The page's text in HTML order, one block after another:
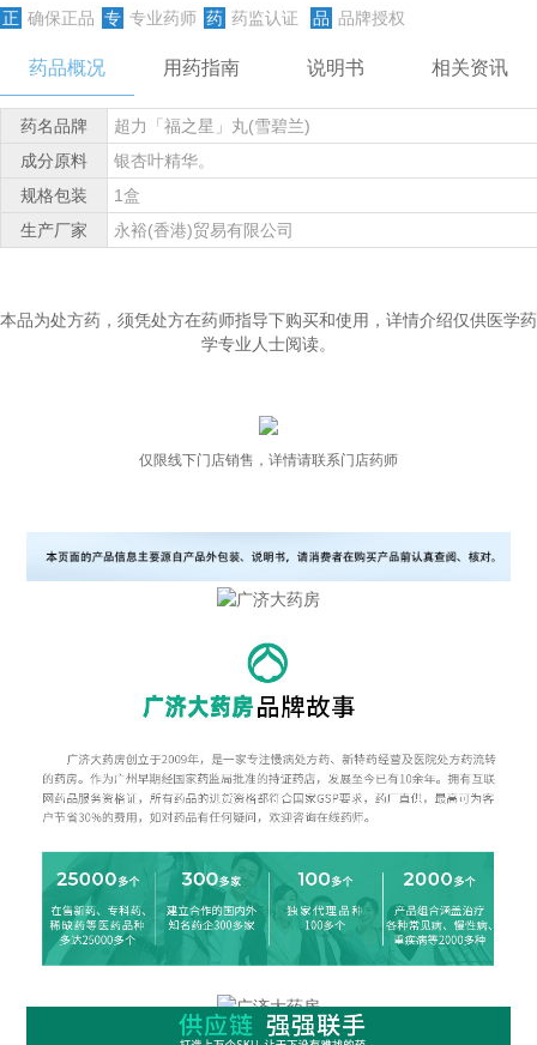
正 确保正品 专 专业药师 药 药监认证 品 品牌授权
药品概况 用药指南 说明书 相关资讯
药名品牌
超力「福之星」丸(雪碧兰)
成分原料
银杏叶精华。
规格包装
1盒
生产厂家
永裕(香港)贸易有限公司
本品为处方药，须凭处方在药师指导下购买和使用，详情介绍仅供医学药
学专业人士阅读。
仅限线下门店销售，详情请联系门店药师